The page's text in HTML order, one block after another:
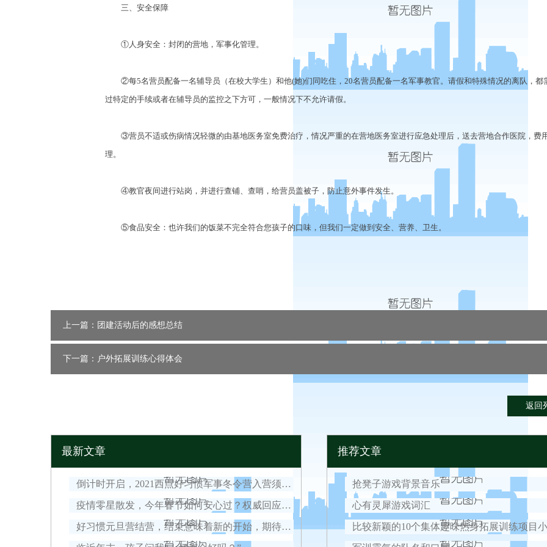
三、安全保障
①人身安全：封闭的营地，军事化管理。
②每5名营员配备一名辅导员（在校大学生）和他(她)们同吃住，20名营员配备一名军事教官。请假和特殊情况的离队，都
过特定的手续或者在辅导员的监控之下方可，一般情况下不允许请假。
③营员不适或伤病情况轻微的由基地医务室免费治疗，情况严重的在营地医务室进行应急处理后，送去营地合作医院，费
理。
④教官夜间进行站岗，并进行查铺、查哨，给营员盖被子，防止意外事件发生。
⑤食品安全：也许我们的饭菜不完全符合您孩子的口味，但我们一定做到安全、营养、卫生。
上一篇：团建活动后的感想总结
下一篇：户外拓展训练心得体会
返回
最新文章
倒计时开启，2021西点好习惯军事冬令营入营须知！
疫情零星散发，今年春节如何安心过？权威回应来了！
好习惯元旦营结营，结束意味着新的开始，期待我们下一次的相遇！
推荐文章
抢凳子游戏背景音乐
心有灵犀游戏词汇
比较新颖的10个集体趣味热身拓展训练项目